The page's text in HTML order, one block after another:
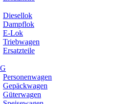
Diesellok
Dampflok
E-Lok
Triebwagen
Ersatzteile
Personenwagen
Gepäckwagen
Güterwagen